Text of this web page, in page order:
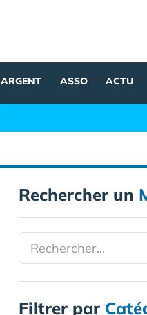
ARGENT ASSO ACTU
Rechercher un
Filtrer par